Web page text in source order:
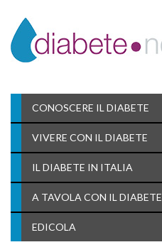
CONOSCERE IL DIABETE
VIVERE CON IL DIABETE
IL DIABETE IN ITALIA
A TAVOLA CON IL DIABETE
EDICOLA